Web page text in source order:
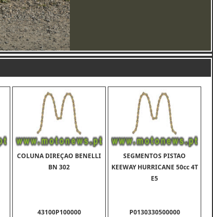
COLUNA DIREÇAO BENELLI
BN 302
43100P100000
SEGMENTOS PISTAO
KEEWAY HURRICANE 50cc 4T
E5
P0130330500000